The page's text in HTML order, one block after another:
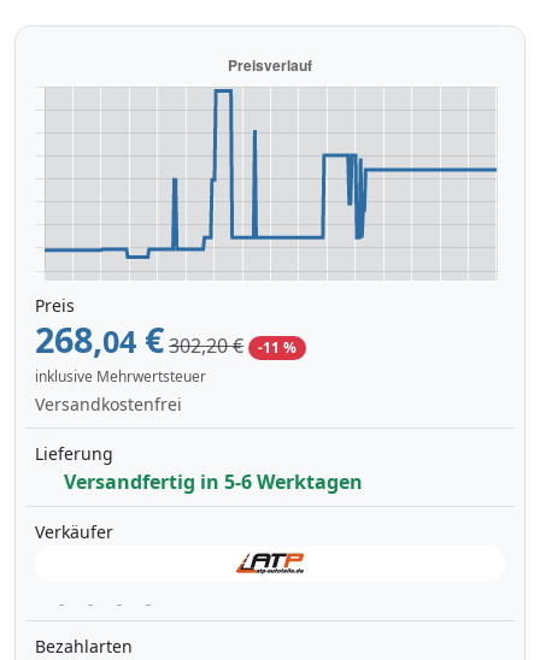
Preis
268,04 €302,20 €
-11 %
inklusive Mehrwertsteuer
Versandkostenfrei
Lieferung
Versandfertig in 5-6 Werktagen
Verkäufer
Bezahlarten